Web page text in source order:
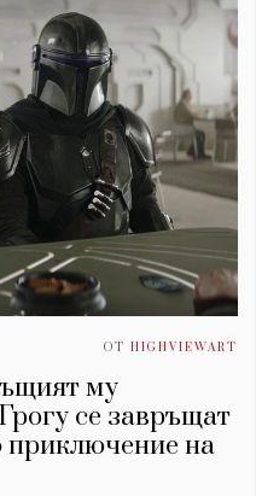
ОТ HIGHVIEWART
му
се завръщат
приключение на